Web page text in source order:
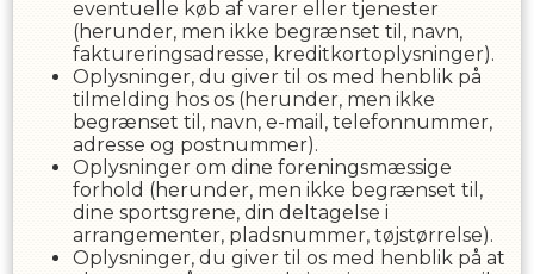
eventuelle køb af varer eller tjenester
(herunder, men ikke begrænset til, navn,
faktureringsadresse, kreditkortoplysninger).
Oplysninger, du giver til os med henblik på
tilmelding hos os (herunder, men ikke
begrænset til, navn, e-mail, telefonnummer,
adresse og postnummer).
Oplysninger om dine foreningsmæssige
forhold (herunder, men ikke begrænset til,
dine sportsgrene, din deltagelse i
arrangementer, pladsnummer, tøjstørrelse).
Oplysninger, du giver til os med henblik på at